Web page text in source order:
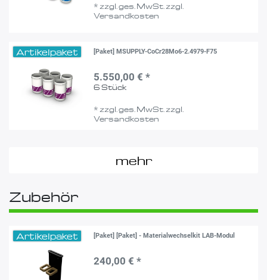
* zzgl. ges. MwSt. zzgl.
Versandkosten
Artikelpaket [Paket] MSUPPLY-CoCr28Mo6-2.4979-F75
5.550,00 € *
6 Stück
* zzgl. ges. MwSt. zzgl.
Versandkosten
mehr
Zubehör
Artikelpaket [Paket] [Paket] - Materialwechselkit LAB-Modul
240,00 € *